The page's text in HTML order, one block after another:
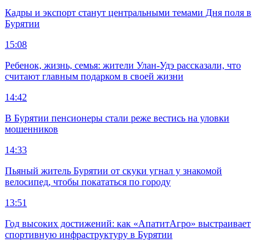
Кадры и экспорт станут центральными темами Дня поля в
Бурятии
15:08
Ребенок, жизнь, семья: жители Улан-Удэ рассказали, что
считают главным подарком в своей жизни
14:42
В Бурятии пенсионеры стали реже вестись на уловки
мошенников
14:33
Пьяный житель Бурятии от скуки угнал у знакомой
велосипед, чтобы покататься по городу
13:51
Год высоких достижений: как «АпатитАгро» выстраивает
спортивную инфраструктуру в Бурятии